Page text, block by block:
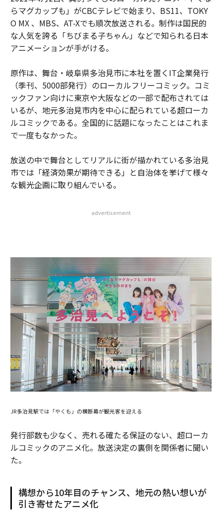
らマグカップも」がCBCテレビで始まり、BS11、TOKY
O MX 、MBS、AT-Xでも順次放送される。制作は国民的
な人気を誇る「ちびまる子ちゃん」などで知られる日本
アニメーションが手がける。
原作は、舞台・岐阜県多治見市に本社を置くIT企業発行
（季刊、5000部発行）のローカルフリーコミック。コミ
ックファン向けに東京や大阪などの一部で配布されては
いるが、地元多治見市内を中心に配られている超ローカ
ルコミックである。全国的に話題になったことはこれま
で一度もなかった。
放送の中で舞台としてリアルに街が描かれている多治見
市では「経済効果が期待できる」と自治体を挙げて様々
な観光企画に取り組んでいる。
advertisement
JR多治見駅では「やくも」の横断幕が観光客を迎える
発行部数も少なく、売れる確たる保証のない、超ローカ
ルコミックのアニメ化。放送決定の裏側を関係者に聞い
た。
構想から10年目のチャンス、地元の熱い想いが
引き寄せたアニメ化